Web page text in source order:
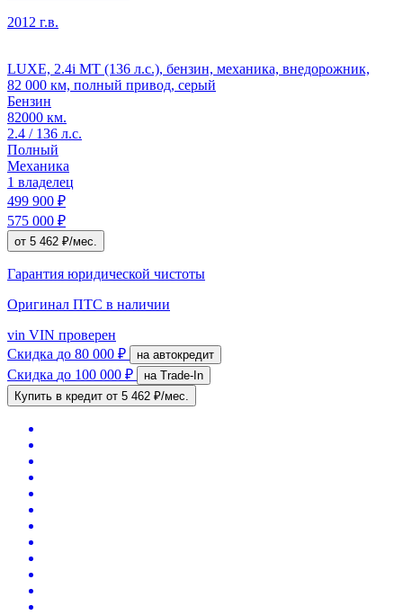
2012 г.в.
LUXE, 2.4i MT (136 л.с.), бензин, механика, внедорожник,
82 000 км, полный привод, серый
Бензин
82000 км.
2.4 / 136 л.с.
Полный
Механика
1 владелец
499 900 ₽
575 000 ₽
от 5 462 ₽/мес.
Гарантия юридической чистоты
Оригинал ПТС в наличии
vin VIN проверен
Скидка до 80 000 ₽ на автокредит
Скидка до 100 000 ₽
на Trade-In
Купить в кредит от 5 462 ₽/мес.